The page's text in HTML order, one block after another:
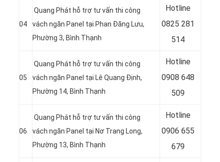
04
Quang Phát hỗ trợ tư vấn thi công
vách ngăn Panel tại Phan Đăng Lưu,
Phường 3, Bình Thạnh
Hotline
0825 281
514
05
Quang Phát hỗ trợ tư vấn thi công
vách ngăn Panel tại Lê Quang Định,
Phường 14, Bình Thạnh
Hotline
0908 648
509
06
Quang Phát hỗ trợ tư vấn thi công
vách ngăn Panel tại Nơ Trang Long,
Phường 13, Bình Thạnh
Hotline
0906 655
679